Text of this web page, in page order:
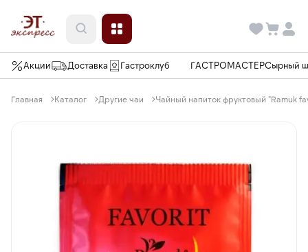
Акции Доставка Гастроклуб ГАСТРОМАСТЕРСырный
Главная Каталог Другие чаи Чайный напиток фруктовый "Ramuk